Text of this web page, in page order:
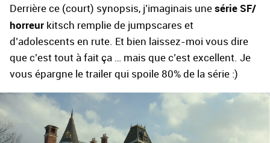
Derrière ce (court) synopsis, j’imaginais une série SF/
horreur kitsch remplie de jumpscares et
d’adolescents en rute. Et bien laissez-moi vous dire
que c’est tout à fait ça … mais que c’est excellent. Je
vous épargne le trailer qui spoile 80% de la série :)